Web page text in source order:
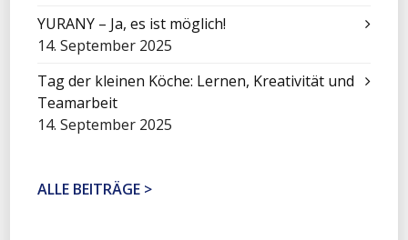
YURANY – Ja, es ist möglich!
14. September 2025
Tag der kleinen Köche: Lernen, Kreativität und
Teamarbeit
14. September 2025
ALLE BEITRÄGE >